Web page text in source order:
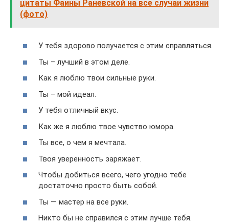
цитаты Фаины Раневской на все случаи жизни
(фото)
У тебя здорово получается с этим справляться.
Ты – лучший в этом деле.
Как я люблю твои сильные руки.
Ты – мой идеал.
У тебя отличный вкус.
Как же я люблю твое чувство юмора.
Ты все, о чем я мечтала.
Твоя уверенность заряжает.
Чтобы добиться всего, чего угодно тебе
достаточно просто быть собой.
Ты — мастер на все руки.
Никто бы не справился с этим лучше тебя.